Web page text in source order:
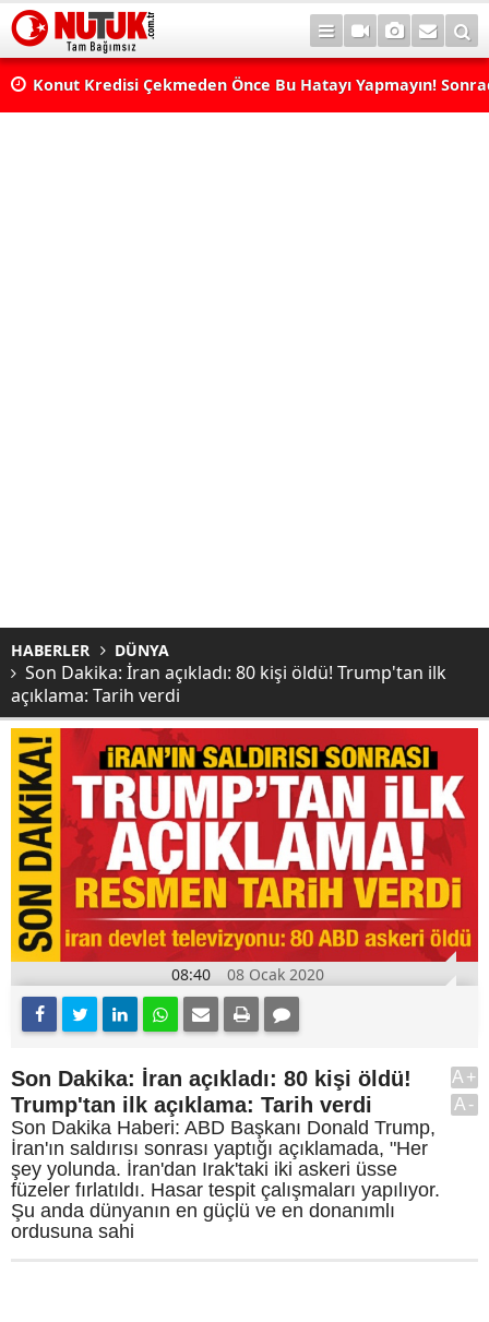
Konut Kredisi Çekmeden Önce Bu Hatayı Yapmayın!
HABERLER DÜNYA
Son Dakika: İran açıkladı: 80 kişi öldü! Trump'tan ilk
açıklama: Tarih verdi
08:40 08 Ocak 2020
Son Dakika: İran açıkladı: 80 kişi öldü!
Trump'tan ilk açıklama: Tarih verdi
Son Dakika Haberi: ABD Başkanı Donald Trump,
İran'ın saldırısı sonrası yaptığı açıklamada, "Her
şey yolunda. İran'dan Irak'taki iki askeri üsse
füzeler fırlatıldı. Hasar tespit çalışmaları yapılıyor.
Şu anda dünyanın en güçlü ve en donanımlı
ordusuna sahi
A+
A-